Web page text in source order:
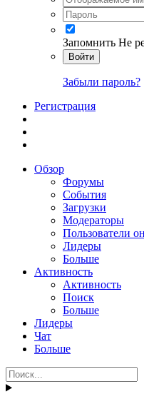
Запомнить Не
Войти
Забыли пароль?
Регистрация
Обзор
Форумы
События
Загрузки
Модераторы
Пользователи
Лидеры
Больше
Активность
Активность
Поиск
Больше
Лидеры
Чат
Больше